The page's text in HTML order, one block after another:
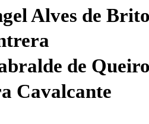
Alves de
de
Cavalcante